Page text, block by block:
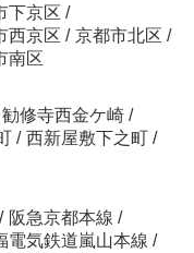
下京区 /
西京区 / 京都市北区 /
南区
勧修寺西金ケ崎 /
/ 西新屋敷下之町 /
/ 阪急京都本線 /
電気鉄道嵐山本線 /